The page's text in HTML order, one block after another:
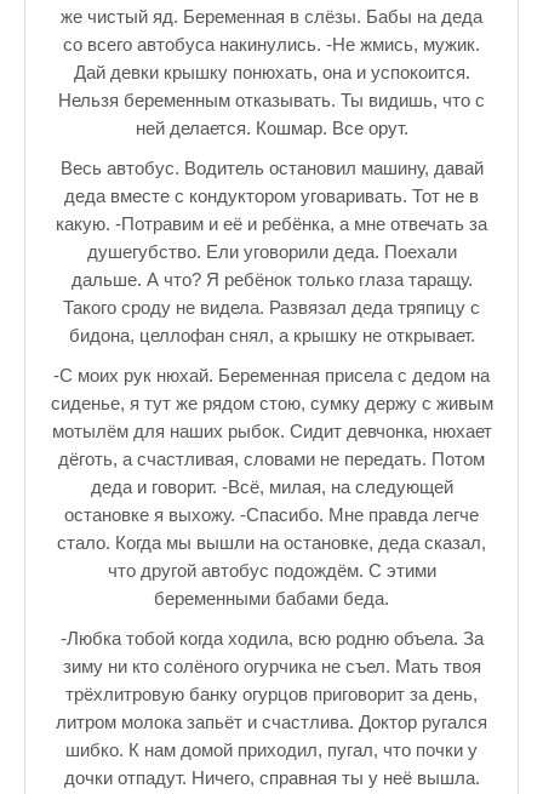
От улыбки станет всем светлей
Настольный теннис в Пушкине Санкт-Петербург. Клубы и
Лучшее видео месяца
Секции настольного тенниса в Пушкинском районе
Куда уходит детство
Зарядись позитивом
Это интересно знать
Настольный теннис в Пушкине Санкт — Петербург РПЦ
Босоногое детство мое
Лучшие стихи про детство
РЕЦЕПТЫ
Отечество нам Царское Село.
Тренеры по настольному теннису в Пушкине
Звездное видео
Лучшие рассказы
♪♫Рассказы 4★
же чистый яд. Беременная в слёзы. Бабы на деда
со всего автобуса накинулись. -Не жмись, мужик.
Дай девки крышку понюхать, она и успокоится.
Нельзя беременным отказывать. Ты видишь, что с
ней делается. Кошмар. Все орут.
Весь автобус. Водитель остановил машину, давай
деда вместе с кондуктором уговаривать. Тот не в
какую. -Потравим и её и ребёнка, а мне отвечать за
душегубство. Ели уговорили деда. Поехали
дальше. А что? Я ребёнок только глаза таращу.
Такого сроду не видела. Развязал деда тряпицу с
бидона, целлофан снял, а крышку не открывает.
-С моих рук нюхай. Беременная присела с дедом на
сиденье, я тут же рядом стою, сумку держу с живым
мотылём для наших рыбок. Сидит девчонка, нюхает
дёготь, а счастливая, словами не передать. Потом
деда и говорит. -Всё, милая, на следующей
остановке я выхожу. -Спасибо. Мне правда легче
стало. Когда мы вышли на остановке, деда сказал,
что другой автобус подождём. С этими
беременными бабами беда.
-Любка тобой когда ходила, всю родню объела. За
зиму ни кто солёного огурчика не съел. Мать твоя
трёхлитровую банку огурцов приговорит за день,
литром молока запьёт и счастлива. Доктор ругался
шибко. К нам домой приходил, пугал, что почки у
дочки отпадут. Ничего, справная ты у неё вышла.